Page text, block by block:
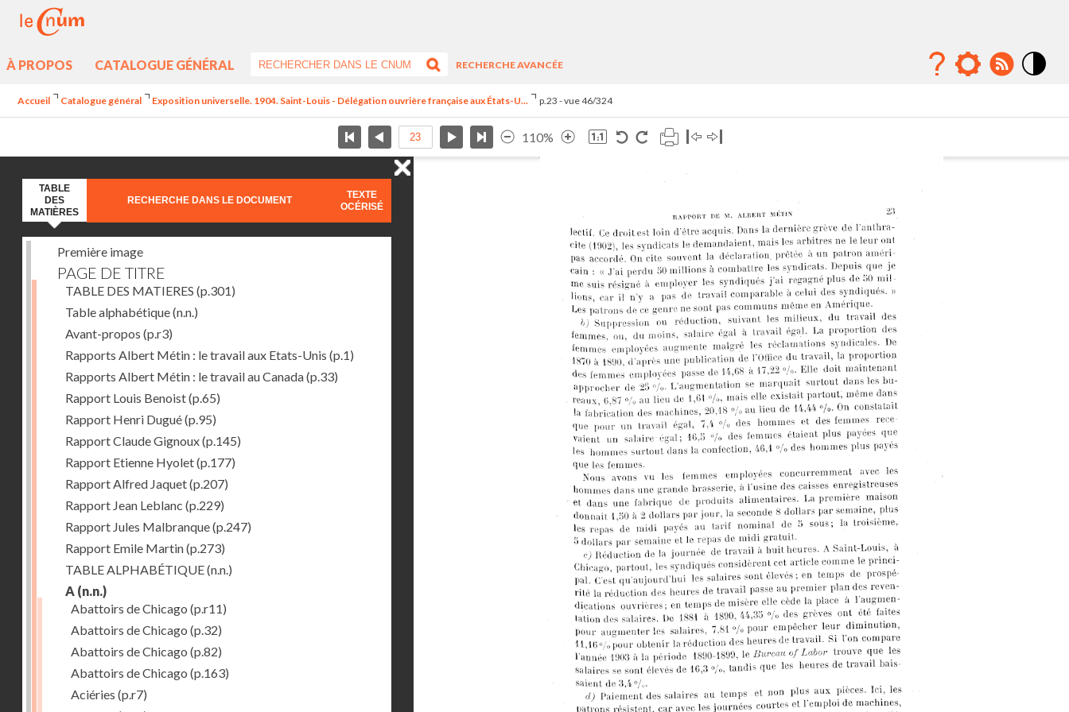
À PROPOS CATALOGUE GÉNÉRAL
RECHERCHE AVANCÉE
Accueil Catalogue général Exposition universelle. 1904. Saint-Louis - Délégation ouvrière française aux États-U... p.23 - vue 46/324
110%
TABLE
DES
MATIÈRES
RECHERCHE DANS LE DOCUMENT
TEXTE
OCÉRISÉ
Première image
PAGE DE TITRE
TABLE DES MATIERES (p.301)
Table alphabétique(n.n.)
Avant-propos (p.r3)
Rapports Albert Métin : le travail aux Etats-Unis (p.1)
Rapports Albert Métin : le travail au Canada(p.33)
Rapport Louis Benoist(p.65)
Rapport Henri Dugué(p.95)
Rapport Claude Gignoux(p.145)
Rapport Etienne Hyolet(p.177)
Rapport Alfred Jaquet(p.207)
Rapport Jean Leblanc (p.229)
Rapport Jules Malbranque(p.247)
Rapport Emile Martin(p.273)
TABLE ALPHABÉTIQUE(n.n.)
A (n.n.)
Abattoirs de Chicago (p.r11)
Abattoirs de Chicago (p.32)
Abattoirs de Chicago (p.82)
Abattoirs de Chicago (p.163)
Aciéries (p.r7)